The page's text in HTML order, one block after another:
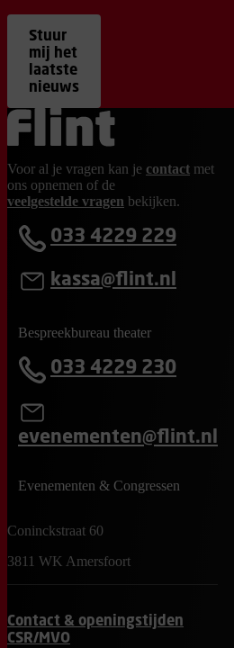
Stuur
mij het
laatste
nieuws
Ga terug naar de homepage
Voor al je vragen kan je contact met
ons opnemen of de
veelgestelde vragen bekijken.
033 4229 229
kassa@flint.nl
Bespreekbureau theater
033 4229 230
evenementen@flint.nl
Evenementen & Congressen
Coninckstraat 60
3811 WK Amersfoort
Contact & openingstijden
CSR/MVO